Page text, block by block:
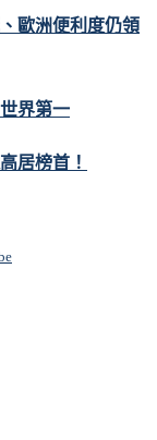
歐洲便利度仍領
界第一
居榜首！